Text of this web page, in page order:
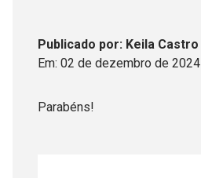
Publicado por: Keila Castro
Em: 02 de dezembro de 2024
Parabéns!